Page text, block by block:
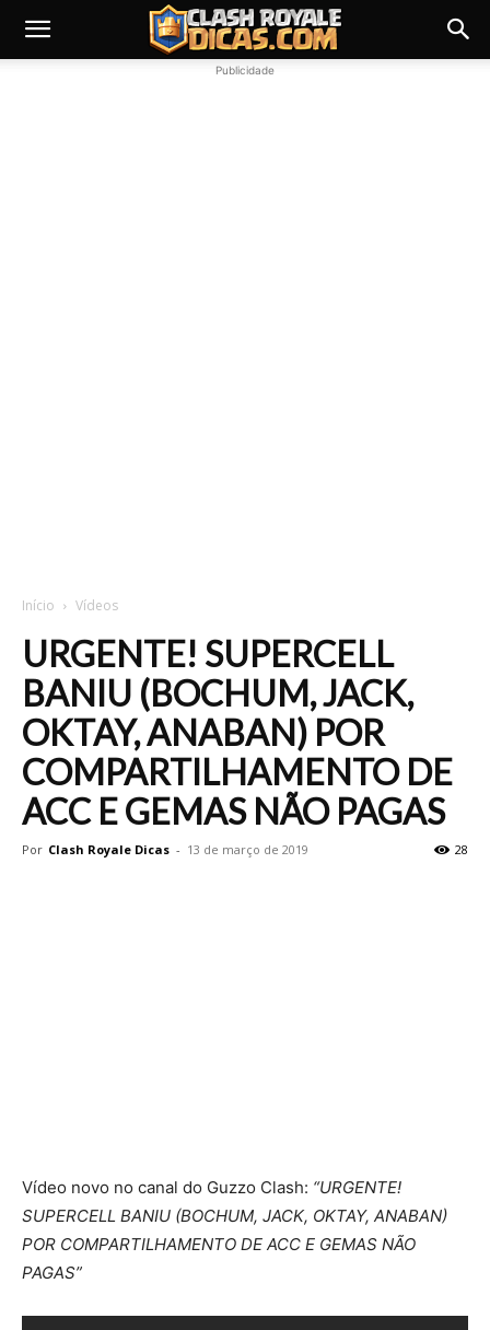
Publicidade
Início Vídeos
URGENTE! SUPERCELL
BANIU (BOCHUM, JACK,
OKTAY, ANABAN) POR
COMPARTILHAMENTO DE
ACC E GEMAS NÃO PAGAS
Por Clash Royale Dicas - 13 de março de 2019 28
Vídeo novo no canal do Guzzo Clash: “URGENTE!
SUPERCELL BANIU (BOCHUM, JACK, OKTAY, ANABAN)
POR COMPARTILHAMENTO DE ACC E GEMAS NÃO
PAGAS”